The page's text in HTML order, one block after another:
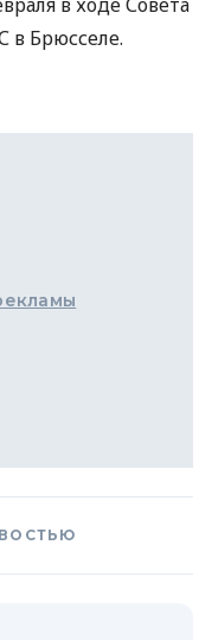
в Брюсселе.